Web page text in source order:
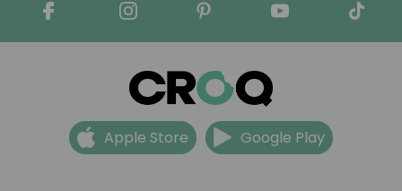
Apple Store Google Play